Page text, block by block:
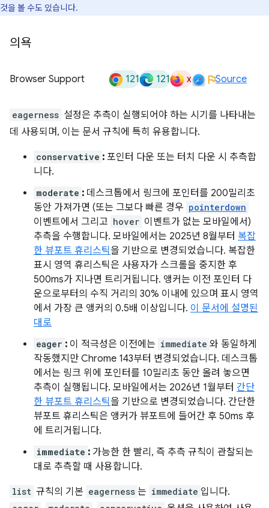
것을 볼 수도 있습니다.
의욕
Browser Support 121 121 x Source
eagerness 설정은 추측이 실행되어야 하는 시기를 나타내는
데 사용되며, 이는 문서 규칙에 특히 유용합니다.
conservative : 포인터 다운 또는 터치 다운 시 추측합
니다.
moderate : 데스크톱에서 링크에 포인터를 200밀리초
동안 가져가면 (또는 그보다 빠른 경우 pointerdown
이벤트에서 그리고 hover 이벤트가 없는 모바일에서)
추측을 수행합니다. 모바일에서는 2025년 8월부터 복잡
한 뷰포트 휴리스틱 을 기반으로 변경되었습니다. 복잡한
표시 영역 휴리스틱은 사용자가 스크롤을 중지한 후
500ms가 지나면 트리거됩니다. 앵커는 이전 포인터 다
운으로부터의 수직 거리의 30% 이내에 있으며 표시 영역
에서 가장 큰 앵커의 0.5배 이상입니다. 이 문서에 설명된
대로
eager : 이 적극성은 이전에는 immediate 와 동일하게
작동했지만 Chrome 143부터 변경되었습니다. 데스크톱
에서는 링크 위에 포인터를 10밀리초 동안 올려 놓으면
추측이 실행됩니다. 모바일에서는 2026년 1월부터 간단
한 뷰포트 휴리스틱 을 기반으로 변경되었습니다. 간단한
뷰포트 휴리스틱은 앵커가 뷰포트에 들어간 후 50ms 후
에 트리거됩니다.
immediate : 가능한 한 빨리, 즉 추측 규칙이 관찰되는
대로 추측할 때 사용합니다.
list 규칙의 기본 eagerness 는 immediate 입니다.